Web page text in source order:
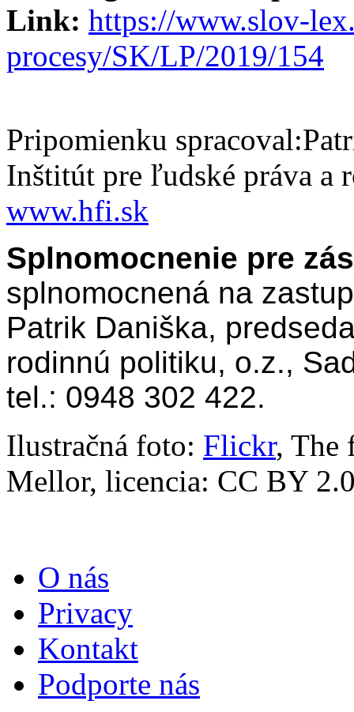
Link: https://www.slov-
procesy/SK/LP/2019/154
Pripomienku
Inštitút pre ľudské práva a
www.hfi.sk
Splnomocnenie pre
splnomocnená na
Patrik Daniška,
rodinnú politiku, o.z.,
tel.: 0948 302 422.
Ilustračná foto: Flickr, The
Mellor, licencia: CC BY
O nás
Privacy
Kontakt
Podporte nás